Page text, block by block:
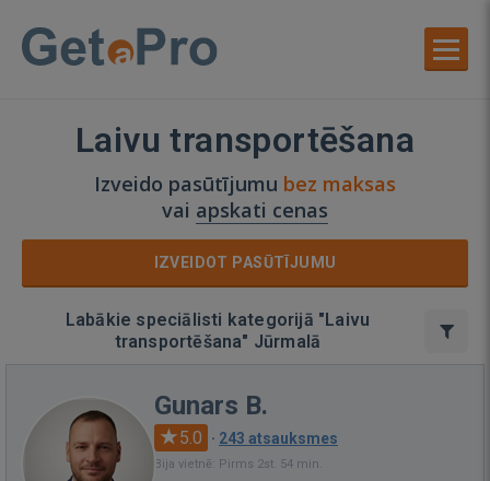
Laivu transportēšana
Izveido pasūtījumu bez maksas
vai apskati cenas
IZVEIDOT PASŪTĪJUMU
Labākie speciālisti kategorijā "Laivu
transportēšana" Jūrmalā
Gunars B.
5.0 · 243 atsauksmes
Bija vietnē: Pirms 2st. 54 min.